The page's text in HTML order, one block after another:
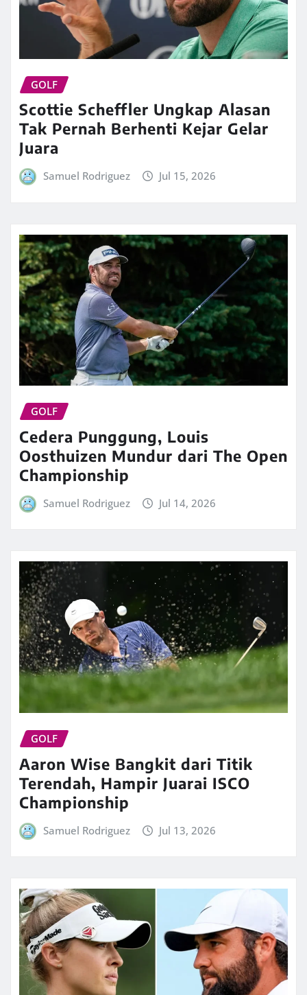
GOLF
Scottie Scheffler Ungkap Alasan
Tak Pernah Berhenti Kejar Gelar
Juara
Samuel Rodriguez Jul 15, 2026
GOLF
Cedera Punggung, Louis
Oosthuizen Mundur dari The Open
Championship
Samuel Rodriguez Jul 14, 2026
GOLF
Aaron Wise Bangkit dari Titik
Terendah, Hampir Juarai ISCO
Championship
Samuel Rodriguez Jul 13, 2026